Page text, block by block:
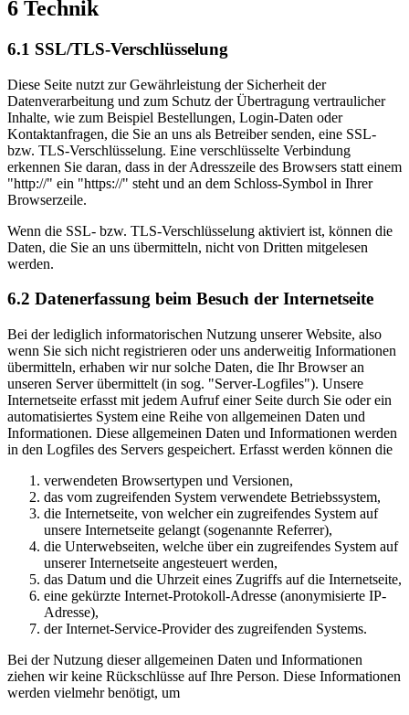
6 Technik
6.1 SSL/TLS-Verschlüsselung
Diese Seite nutzt zur Gewährleistung der Sicherheit der
Datenverarbeitung und zum Schutz der Übertragung vertraulicher
Inhalte, wie zum Beispiel Bestellungen, Login-Daten oder
Kontaktanfragen, die Sie an uns als Betreiber senden, eine SSL-
bzw. TLS-Verschlüsselung. Eine verschlüsselte Verbindung
erkennen Sie daran, dass in der Adresszeile des Browsers statt einem
"http://" ein "https://" steht und an dem Schloss-Symbol in Ihrer
Browserzeile.
Wenn die SSL- bzw. TLS-Verschlüsselung aktiviert ist, können die
Daten, die Sie an uns übermitteln, nicht von Dritten mitgelesen
werden.
6.2 Datenerfassung beim Besuch der Internetseite
Bei der lediglich informatorischen Nutzung unserer Website, also
wenn Sie sich nicht registrieren oder uns anderweitig Informationen
übermitteln, erhaben wir nur solche Daten, die Ihr Browser an
unseren Server übermittelt (in sog. "Server-Logfiles"). Unsere
Internetseite erfasst mit jedem Aufruf einer Seite durch Sie oder ein
automatisiertes System eine Reihe von allgemeinen Daten und
Informationen. Diese allgemeinen Daten und Informationen werden
in den Logfiles des Servers gespeichert. Erfasst werden können die
verwendeten Browsertypen und Versionen,
das vom zugreifenden System verwendete Betriebssystem,
die Internetseite, von welcher ein zugreifendes System auf
unsere Internetseite gelangt (sogenannte Referrer),
die Unterwebseiten, welche über ein zugreifendes System auf
unserer Internetseite angesteuert werden,
das Datum und die Uhrzeit eines Zugriffs auf die Internetseite,
eine gekürzte Internet-Protokoll-Adresse (anonymisierte IP-
Adresse),
der Internet-Service-Provider des zugreifenden Systems.
Bei der Nutzung dieser allgemeinen Daten und Informationen
ziehen wir keine Rückschlüsse auf Ihre Person. Diese Informationen
werden vielmehr benötigt, um